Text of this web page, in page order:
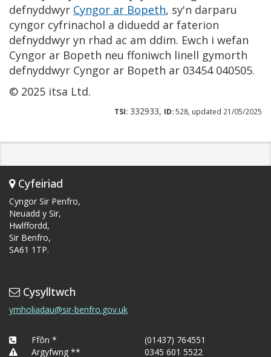
defnyddwyr Cyngor ar Bopeth, sy'n darparu
cyngor cyfrinachol a diduedd ar faterion
defnyddwyr yn rhad ac am ddim. Ewch i wefan
Cyngor ar Bopeth neu ffoniwch linell gymorth
defnyddwyr Cyngor ar Bopeth ar 03454 040505.
© 2025 itsa Ltd.
TSI: 332933, ID:528, updated 21/05/2025
Cyfeiriad
Cyngor Sir Penfro,
Neuadd y Sir,
Hwlffordd,
Sir Benfro,
SA61 1TP.
Cysylltwch
ymholiadau@sir-benfro.gov.uk
Ffôn *
(01437) 764551
Argyfwng **
0345 601 5522